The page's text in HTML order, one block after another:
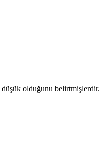
olduğunu belirtmişlerdir.